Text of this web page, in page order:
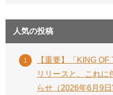
人気の投稿
【重要】「KING
リリースと、これに
らせ（2026年6月9日